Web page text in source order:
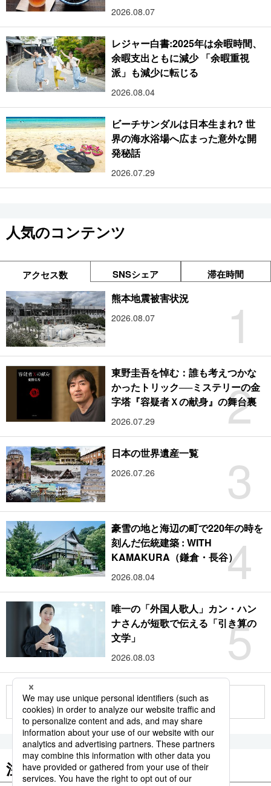
2026.08.07
レジャー白書:2025年は余暇時間、
余暇支出ともに減少 「余暇重視
派」も減少に転じる
2026.08.04
ビーチサンダルは日本生まれ? 世
界の海水浴場へ広まった意外な開
発秘話
2026.07.29
人気のコンテンツ
アクセス数 SNSシェア 滞在時間
1
熊本地震被害状況
2026.08.07
2
東野圭吾を悼む：誰も考えつかな
かったトリック──ミステリーの金
字塔『容疑者Ｘの献身』の舞台裏
2026.07.29
3
日本の世界遺産一覧
2026.07.26
4
豪雪の地と海辺の町で220年の時を
刻んだ伝統建築 : WITH
KAMAKURA（鎌倉・長谷）
2026.08.04
5
唯一の「外国人歌人」カン・ハン
ナさんが短歌で伝える「引き算の
文学」
2026.08.03
もっと見る
注目のキーワード